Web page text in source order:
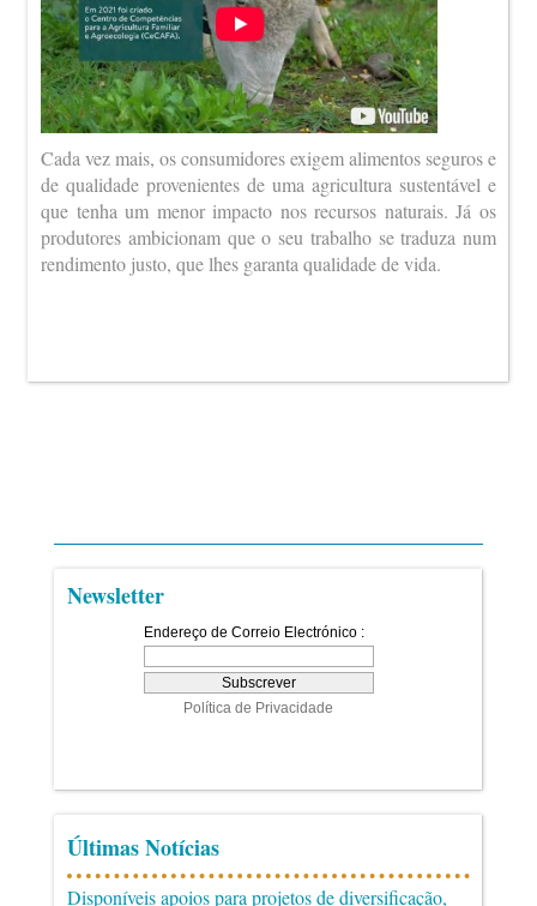
Cada vez mais, os consumidores exigem alimentos seguros e
de qualidade provenientes de uma agricultura sustentável e
que tenha um menor impacto nos recursos naturais. Já os
produtores ambicionam que o seu trabalho se traduza num
rendimento justo, que lhes garanta qualidade de vida.
Newsletter
Últimas Notícias
Disponíveis apoios para projetos de diversificação,